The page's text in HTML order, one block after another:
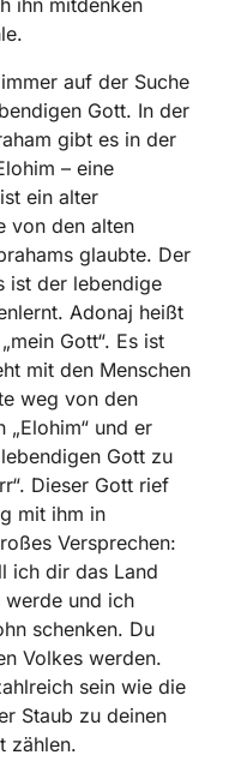
ihn mitdenken
auf der Suche
Gott. In der
gibt es in der
– eine
ein alter
von den alten
glaubte. Der
ist der lebendige
Adonaj heißt
Gott“. Es ist
mit den Menschen
weg von den
und er
Gott zu
Dieser Gott rief
mit ihm in
Versprechen:
ich dir das Land
und ich
schenken. Du
Volkes werden.
sein wie die
Staub zu deinen
zählen.